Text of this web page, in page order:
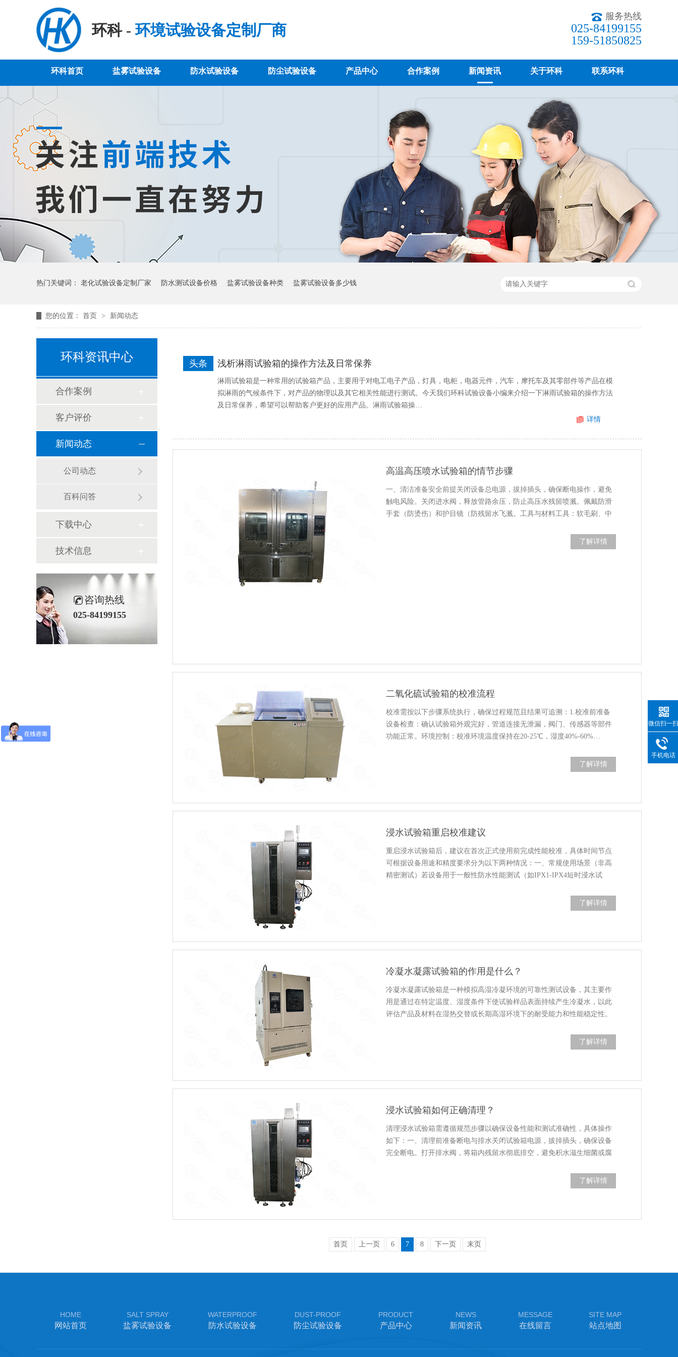
环科 -环境试验设备定制厂商
服务热线
025-84199155
159-51850825
环科首页 盐雾试验设备 防水试验设备 防尘试验设备 产品中心 合作案例 新闻资讯 关于环科 联系环科
热门关键词： 老化试验设备定制厂家 防水测试设备价格 盐雾试验设备种类 盐雾试验设备多少钱
您的位置： 首页 > 新闻动态
浅析淋雨试验箱的操作方法及日常保养
头条
淋雨试验箱是一种常用的试验箱产品，主要用于对电工电子产品，灯具，电柜，电器元件，汽车，摩托车及其零部件等产品在模
拟淋雨的气候条件下，对产品的物理以及其它相关性能进行测试。今天我们环科试验设备小编来介绍一下淋雨试验箱的操作方法
及日常保养，希望可以帮助客户更好的应用产品。淋雨试验箱操…
详情
高温高压喷水试验箱的情节步骤
一、清洁准备安全前提关闭设备总电源，拔掉插头，确保断电操作，避免
触电风险。关闭进水阀，释放管路余压，防止高压水残留喷溅。佩戴防滑
手套（防烫伤）和护目镜（防残留水飞溅。工具与材料工具：软毛刷、中
了解详情
二氧化硫试验箱的校准流程
校准需按以下步骤系统执行，确保过程规范且结果可追溯：1.校准前准备
设备检查：确认试验箱外观完好，管道连接无泄漏，阀门、传感器等部件
功能正常。环境控制：校准环境温度保持在20-25℃，湿度40%-60%…
了解详情
浸水试验箱重启校准建议
重启浸水试验箱后，建议在首次正式使用前完成性能校准，具体时间节点
可根据设备用途和精度要求分为以下两种情况：一、常规使用场景（非高
精密测试）若设备用于一般性防水性能测试（如IPX1-IPX4短时浸水试
了解详情
冷凝水凝露试验箱的作用是什么？
冷凝水凝露试验箱是一种模拟高湿冷凝环境的可靠性测试设备，其主要作
用是通过在特定温度、湿度条件下使试验样品表面持续产生冷凝水，以此
评估产品及材料在湿热交替或长期高湿环境下的耐受能力和性能稳定性。
了解详情
浸水试验箱如何正确清理？
清理浸水试验箱需遵循规范步骤以确保设备性能和测试准确性，具体操作
如下：一、清理前准备断电与排水关闭试验箱电源，拔掉插头，确保设备
完全断电。打开排水阀，将箱内残留水彻底排空，避免积水滋生细菌或腐
了解详情
首页 上一页 6 7 8 下一页 末页
环科资讯中心
合作案例
客户评价
新闻动态
公司动态
百科问答
下载中心
技术信息
咨询热线
025-84199155
HOME
网站首页
SALT SPRAY
盐雾试验设备
WATERPROOF
防水试验设备
DUST-PROOF
防尘试验设备
PRODUCT
产品中心
NEWS
新闻资讯
MESSAGE
在线留言
SITE MAP
站点地图
微信扫一扫
手机电话